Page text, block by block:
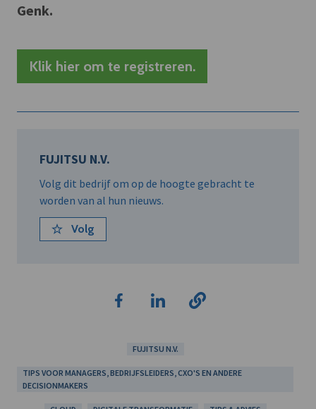
Genk.
Klik hier om te registreren.
FUJITSU N.V.
Volg dit bedrijf om op de hoogte gebracht te
worden van al hun nieuws.
Volg
FUJITSU N.V.
TIPS VOOR MANAGERS, BEDRIJFSLEIDERS, CXO'S EN ANDERE
DECISIONMAKERS